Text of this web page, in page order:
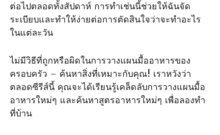
ต่อไปตลอดทั้งสัปดาห์ การทําเช่นนี้ช่วยให้ฉันจัด
ระเบียบและทําให้ง่ายต่อการตัดสินใจว่าจะทําอะไร
ในแต่ละวัน
ไม่มีวิธีที่ถูกหรือผิดในการวางแผนมื้ออาหารของ
ครอบครัว – ค้นหาสิ่งที่เหมาะกับคุณ! เราหวังว่า
ตลอดซีรีส์นี้ คุณจะได้เรียนรู้เคล็ดลับการวางแผนมื้อ
อาหารใหม่ๆ และค้นหาสูตรอาหารใหม่ๆ เพื่อลองทํา
ที่บ้าน